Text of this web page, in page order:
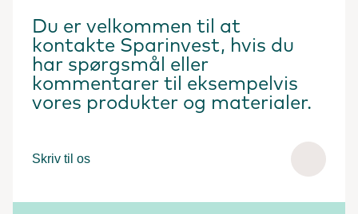
Du er velkommen til at
kontakte Sparinvest, hvis du
har spørgsmål eller
kommentarer til eksempelvis
vores produkter og materialer.
Skriv til os